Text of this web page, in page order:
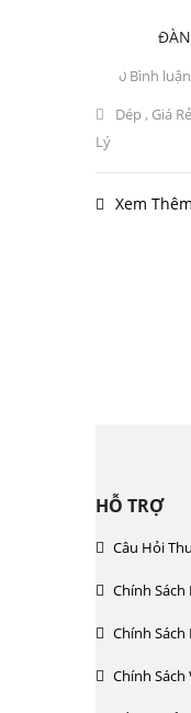
TẠI SAO
0 Bình luận
Dép, Giá Rẻ
Lý
Xem Thêm
HỖ TRỢ
Câu Hỏi
Chính Sách
Chính
Chính